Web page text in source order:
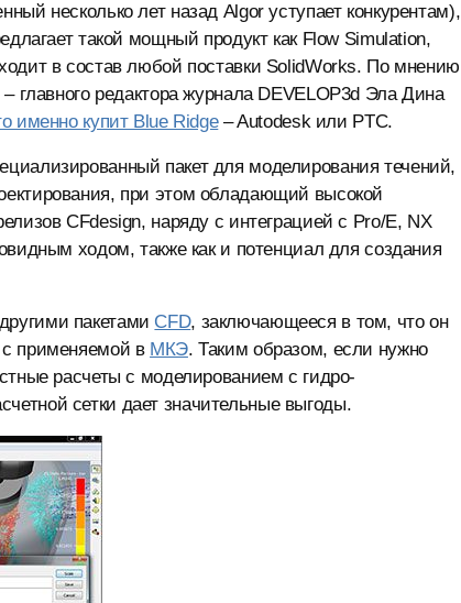
несколько лет назад Algor уступает конкурентам),
такой мощный продукт как Flow Simulation,
в состав любой поставки SolidWorks. По мнению
– главного редактора журнала DEVELOP3d Эла Дина
именно купит Blue Ridge– Autodesk или PTC.
пакет для моделирования течений,
при этом обладающий высокой
CFdesign, наряду с интеграцией с Pro/E, NX
ходом, также как и потенциал для создания
пакетами CFD, заключающееся в том, что он
с применяемой в МКЭ. Таким образом, если нужно
расчеты с моделированием с гидро-
сетки дает значительные выгоды.